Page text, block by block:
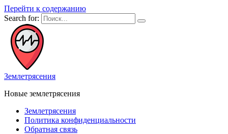
Перейти к содержанию
Search for:
Землетрясения
Новые землетрясения
Землетрясения
Политика конфиденциальности
Обратная связь